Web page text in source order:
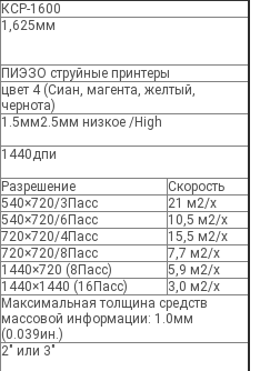
КСР-1600
1,625мм
ПИЭЗО струйные принтеры
цвет 4 (Сиан, магента, желтый,
чернота)
1.5мм2.5мм низкое /High
1440дпи
Разрешение
Скорость
540×720/3Пасс
21 м2/х
540×720/6Пасс
10,5 м2/х
720×720/4Пасс
15,5 м2/х
720×720/8Пасс
7,7 м2/х
1440×720 (8Пасс)
5,9 м2/х
1440×1440 (16Пасс)
3,0 м2/х
Максимальная толщина средств
массовой информации: 1.0мм
(0.039ин.)
2" или 3"